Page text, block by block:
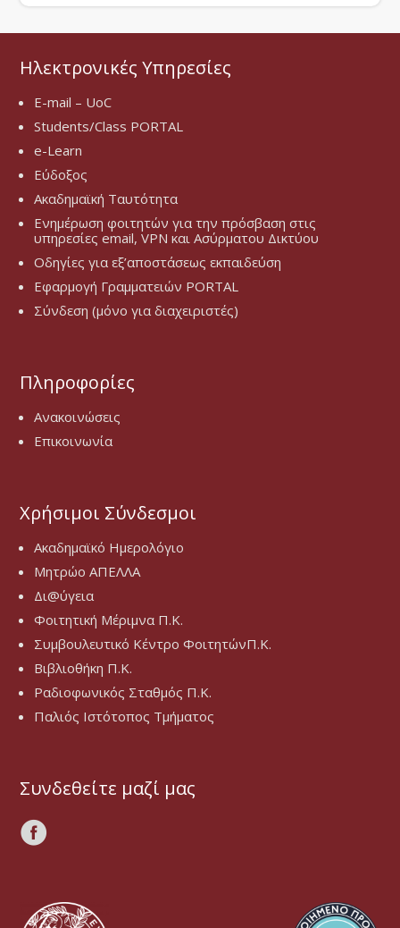
Ηλεκτρονικές Υπηρεσίες
E-mail – UoC
Students/Class PORTAL
e-Learn
Εύδοξος
Ακαδημαϊκή Ταυτότητα
Ενημέρωση φοιτητών για την πρόσβαση στις
υπηρεσίες email, VPN και Ασύρματου Δικτύου
Οδηγίες για εξ’αποστάσεως εκπαιδεύση
Εφαρμογή Γραμματειών PORTAL
Σύνδεση (μόνο για διαχειριστές)
Πληροφορίες
Ανακοινώσεις
Επικοινωνία
Χρήσιμοι Σύνδεσμοι
Ακαδημαϊκό Ημερολόγιο
Μητρώο ΑΠΕΛΛΑ
Δι@ύγεια
Φοιτητική Μέριμνα Π.Κ.
Συμβουλευτικό Κέντρο ΦοιτητώνΠ.Κ.
Βιβλιοθήκη Π.Κ.
Ραδιοφωνικός Σταθμός Π.Κ.
Παλιός Ιστότοπος Τμήματος
Συνδεθείτε μαζί μας